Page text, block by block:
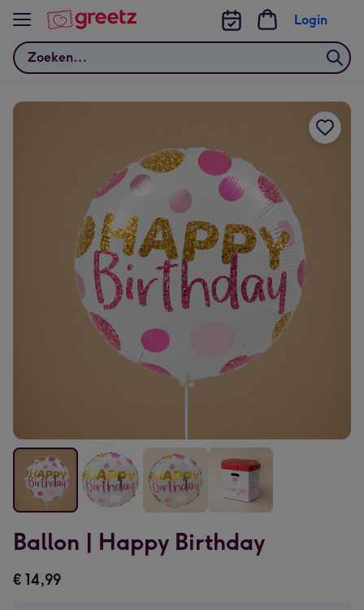
Bekijk meer
Zoeken
Login
Birthday
|
|
Happy
|
Ballon | Happy Birthday
€ 14,99